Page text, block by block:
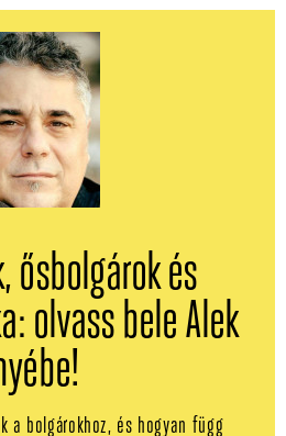
ősbolgárok és
olvass bele Alek
a bolgárokhoz, és hogyan függ